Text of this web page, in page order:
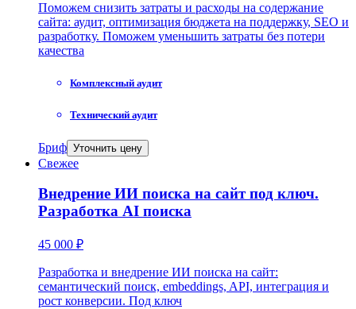
Поможем снизить затраты и расходы на содержание
сайта: аудит, оптимизация бюджета на поддержку, SEO и
разработку. Поможем уменьшить затраты без потери
качества
Комплексный аудит
Технический аудит
Бриф Уточнить цену
Свежее
Внедрение ИИ поиска на сайт под ключ.
Разработка AI поиска
45 000 ₽
Разработка и внедрение ИИ поиска на сайт:
семантический поиск, embeddings, API, интеграция и
рост конверсии. Под ключ